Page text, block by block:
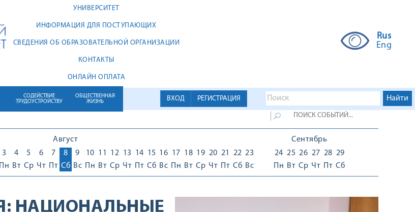
УНИВЕРСИТЕТ
ИНФОРМАЦИЯ ДЛЯ ПОСТУПАЮЩИХ
СВЕДЕНИЯ ОБ ОБРАЗОВАТЕЛЬНОЙ ОРГАНИЗАЦИИ
КОНТАКТЫ
ОНЛАЙН ОПЛАТА
Rus
Eng
ВХОД РЕГИСТРАЦИЯ
СОДЕЙСТВИЕ
ТРУДОУСТРОЙСТВУ
ОБЩЕСТВЕННАЯ
ЖИЗНЬ
Август
3
Пн
4
Вт
5
Ср
6
Чт
7
Пт
8
Сб
9
Вс
10
Пн
11
Вт
12
Ср
13
Чт
14
Пт
15
Сб
16
Вс
17
Пн
18
Вт
19
Ср
20
Чт
21
Пт
22
Сб
23
Вс
Сентябрь
24
Пн
25
Вт
26
Ср
27
Чт
28
Пт
29
Сб
НАЦИОНАЛЬНЫЕ